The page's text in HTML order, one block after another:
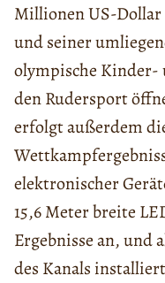
Millionen US-Dollar
und seiner
olympische Kinder-
den Rudersport
erfolgt außerdem
elektronischer
15,6 Meter breite
Ergebnisse an, und
des Kanals